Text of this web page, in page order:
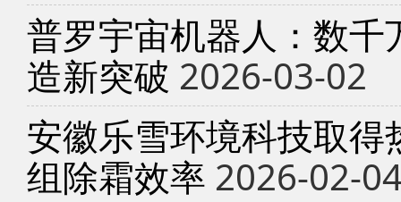
普罗宇宙机器人：数
造新突破 2026-03-02
安徽乐雪环境科技取
组除霜效率 2026-02-